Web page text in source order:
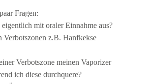
Fragen:
eigentlich mit oraler Einnahme aus?
Verbotszonen z.B. Hanfkekse
Verbotszone meinen Vaporizer
ich diese durchquere?